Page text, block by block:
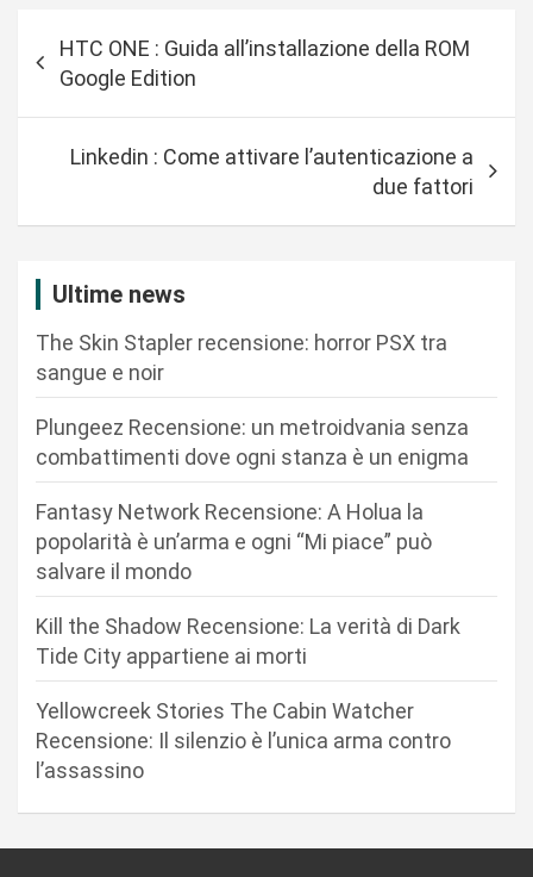
a
HTC ONE : Guida all’installazione della ROM
Google Edition
Linkedin : Come attivare l’autenticazione a
due fattori
Ultime news
The Skin Stapler recensione: horror PSX tra
sangue e noir
Plungeez Recensione: un metroidvania senza
combattimenti dove ogni stanza è un enigma
Fantasy Network Recensione: A Holua la
popolarità è un’arma e ogni “Mi piace” può
salvare il mondo
Kill the Shadow Recensione: La verità di Dark
Tide City appartiene ai morti
Yellowcreek Stories The Cabin Watcher
Recensione: Il silenzio è l’unica arma contro
l’assassino